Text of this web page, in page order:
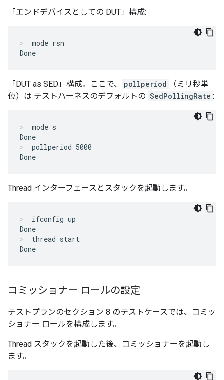
「エンドデバイスとしての DUT」構成:
mode rsn
Done
「DUT as SED」構成。ここで、 pollperiod
（ミリ秒単
位）は テストハーネスのデフォルトの SedPollingRate :
mode s
Done
pollperiod 5000
Done
Thread インターフェースとスタックを起動します。
ifconfig up
Done
thread start
Done
コミッショナー ロールの設定
テストプランのセクション 8 のテストケースでは、コミッ
ショナー ロールを構成します。
Thread スタックを起動した後、コミッショナーを起動し
ます。